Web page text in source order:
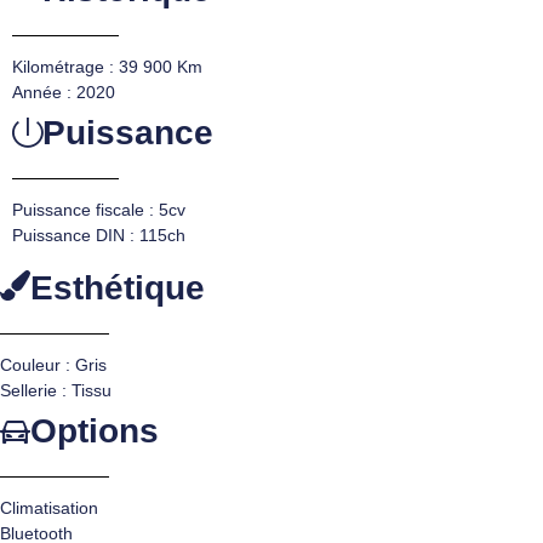
Kilométrage : 39 900 Km
Année : 2020
Puissance
Puissance fiscale : 5cv
Puissance DIN : 115ch
Esthétique
Couleur : Gris
Sellerie : Tissu
Options
Climatisation
Bluetooth